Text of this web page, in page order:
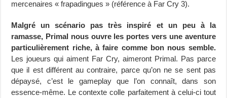
mercenaires « frapadingues » (référence à Far Cry 3).
Malgré un scénario pas très inspiré et un peu à la
ramasse, Primal nous ouvre les portes vers une aventure
particulièrement riche, à faire comme bon nous semble.
Les joueurs qui aiment Far Cry, aimeront Primal. Pas parce
que il est différent au contraire, parce qu’on ne se sent pas
dépaysé, c’est le gameplay que l’on connaît, dans son
essence-même. Le contexte colle parfaitement à celui-ci tout